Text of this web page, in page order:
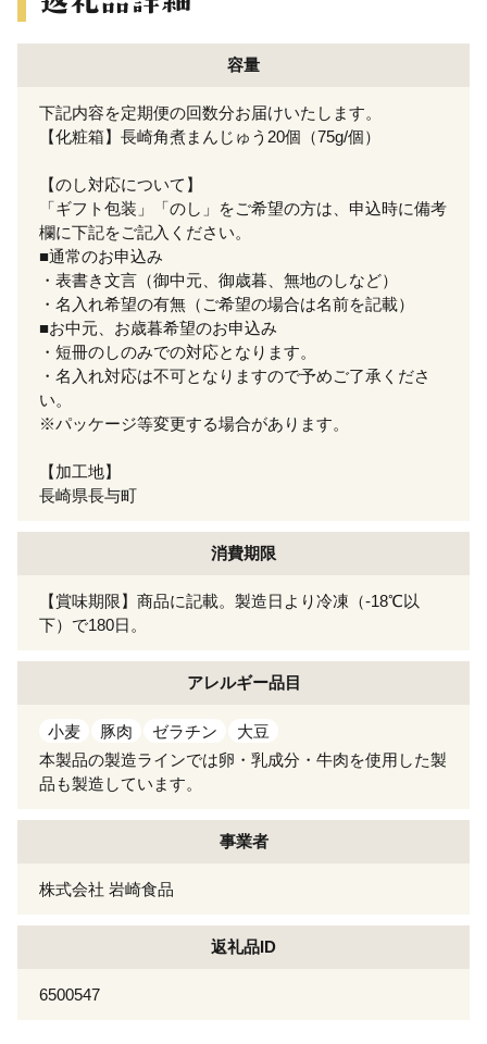
容量
下記内容を定期便の回数分お届けいたします。
【化粧箱】長崎角煮まんじゅう20個（75g/個）
【のし対応について】
「ギフト包装」「のし」をご希望の方は、申込時に備考
欄に下記をご記入ください。
■通常のお申込み
・表書き文言（御中元、御歳暮、無地のしなど）
・名入れ希望の有無（ご希望の場合は名前を記載）
■お中元、お歳暮希望のお申込み
・短冊のしのみでの対応となります。
・名入れ対応は不可となりますので予めご了承くださ
い。
※パッケージ等変更する場合があります。
【加工地】
長崎県長与町
消費期限
【賞味期限】商品に記載。製造日より冷凍（-18℃以
下）で180日。
アレルギー品目
小麦 豚肉 ゼラチン
大豆
本製品の製造ラインでは卵・乳成分・牛肉を使用した製
品も製造しています。
事業者
株式会社 岩崎食品
返礼品ID
6500547